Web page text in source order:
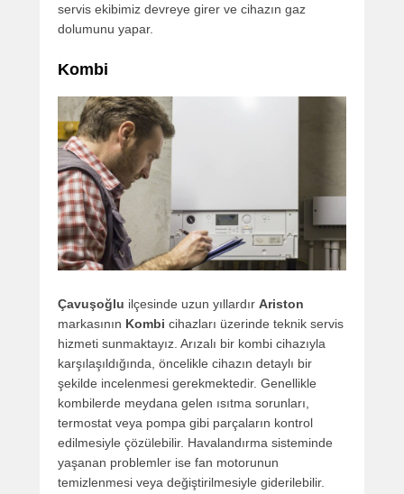
servis ekibimiz devreye girer ve cihazın gaz
dolumunu yapar.
Kombi
Çavuşoğlu ilçesinde uzun yıllardır Ariston
markasının Kombi cihazları üzerinde teknik servis
hizmeti sunmaktayız. Arızalı bir kombi cihazıyla
karşılaşıldığında, öncelikle cihazın detaylı bir
şekilde incelenmesi gerekmektedir. Genellikle
kombilerde meydana gelen ısıtma sorunları,
termostat veya pompa gibi parçaların kontrol
edilmesiyle çözülebilir. Havalandırma sisteminde
yaşanan problemler ise fan motorunun
temizlenmesi veya değiştirilmesiyle giderilebilir.